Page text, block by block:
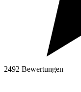
2492 Bewertungen